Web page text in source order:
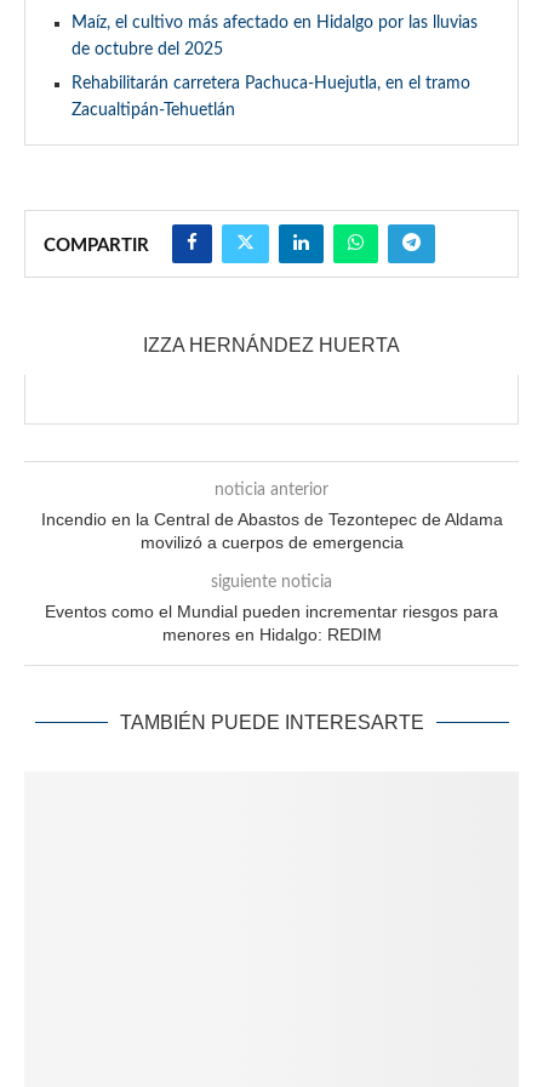
Maíz, el cultivo más afectado en Hidalgo por las lluvias
de octubre del 2025
Rehabilitarán carretera Pachuca-Huejutla, en el tramo
Zacualtipán-Tehuetlán
COMPARTIR
IZZA HERNÁNDEZ HUERTA
noticia anterior
Incendio en la Central de Abastos de Tezontepec de Aldama
movilizó a cuerpos de emergencia
siguiente noticia
Eventos como el Mundial pueden incrementar riesgos para
menores en Hidalgo: REDIM
TAMBIÉN PUEDE INTERESARTE